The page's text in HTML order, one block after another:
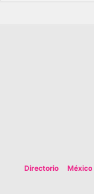
Directorio México